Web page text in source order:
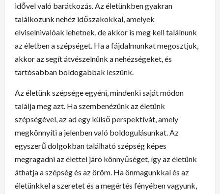
idővel való barátkozás. Az életünkben gyakran
találkozunk nehéz időszakokkal, amelyek
elviselnivalóak lehetnek, de akkor is meg kell találnunk
az életben a szépséget. Ha a fájdalmunkat megosztjuk,
akkor az segít átvészelnünk a nehézségeket, és
tartósabban boldogabbak leszünk.
Az életünk szépsége egyéni, mindenki saját módon
találja meg azt. Ha szembenézünk az életünk
szépségével, az ad egy külső perspektívát, amely
megkönnyíti a jelenben való boldogulásunkat. Az
egyszerű dolgokban található szépség képes
megragadni az élettel járó könnyűséget, így az életünk
áthatja a szépség és az öröm. Ha önmagunkkal és az
életünkkel a szeretet és a megértés fényében vagyunk,